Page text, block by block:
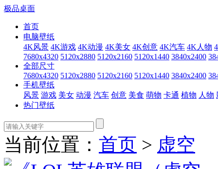
极品桌面
首页
电脑壁纸
4K风景 4K游戏 4K动漫 4K美女 4K创意 4K汽车 4K人物
7680x4320 5120x2880 5120x2160 5120x1440 3840x2400
全部尺寸
7680x4320 5120x2880 5120x2160 5120x1440 3840x2400
手机壁纸
风景 游戏 美女 动漫 汽车 创意 美食 萌物 卡通 植物 人物
热门壁纸
当前位置： 首页 > 虚空